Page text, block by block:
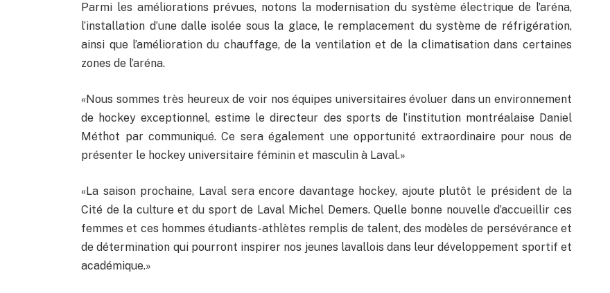
Parmi les améliorations prévues, notons la modernisation du système électrique de l’aréna,
l’installation d’une dalle isolée sous la glace, le remplacement du système de réfrigération,
ainsi que l’amélioration du chauffage, de la ventilation et de la climatisation dans certaines
zones de l’aréna.
«Nous sommes très heureux de voir nos équipes universitaires évoluer dans un environnement
de hockey exceptionnel, estime le directeur des sports de l’institution montréalaise Daniel
Méthot par communiqué. Ce sera également une opportunité extraordinaire pour nous de
présenter le hockey universitaire féminin et masculin à Laval.»
«La saison prochaine, Laval sera encore davantage hockey, ajoute plutôt le président de la
Cité de la culture et du sport de Laval Michel Demers. Quelle bonne nouvelle d’accueillir ces
femmes et ces hommes étudiants-athlètes remplis de talent, des modèles de persévérance et
de détermination qui pourront inspirer nos jeunes lavallois dans leur développement sportif et
académique.»